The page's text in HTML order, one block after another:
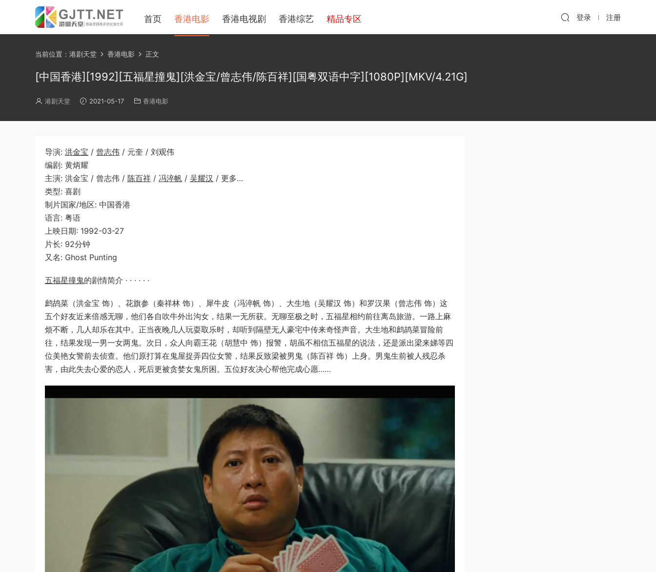
首页 香港电影 香港电视剧 香港综艺 精品专区 登录 注册
当前位置： 港剧天堂 香港电影 正文
[中国香港][1992][五福星撞鬼][洪金宝/曾志伟/陈百祥][国粤双语中字][1080P][MKV/4.21G]
港剧天堂 2021-05-17 香港电影
导演: 洪金宝 / 曾志伟 / 元奎 / 刘观伟
编剧: 黄炳耀
主演: 洪金宝 / 曾志伟 / 陈百祥 / 冯淬帆 / 吴耀汉 / 更多…
类型: 喜剧
制片国家/地区: 中国香港
语言: 粤语
上映日期: 1992-03-27
片长: 92分钟
又名: Ghost Punting
五福星撞鬼的剧情简介 · · · · · ·
鹧鸪菜（洪金宝 饰）、花旗参（秦祥林 饰）、犀牛皮（冯淬帆 饰）、大生地（吴耀汉 饰）和罗汉果（曾志伟 饰）这
五个好友近来倍感无聊，他们各自吹牛外出沟女，结果一无所获。无聊至极之时，五福星相约前往离岛旅游。一路上麻
烦不断，几人却乐在其中。正当夜晚几人玩耍取乐时，却听到隔壁无人豪宅中传来奇怪声音。大生地和鹧鸪菜冒险前
往，结果发现一男一女两鬼。次日，众人向霸王花（胡慧中 饰）报警，胡虽不相信五福星的说法，还是派出梁来娣等四
位美艳女警前去侦查。他们原打算在鬼屋捉弄四位女警，结果反致梁被男鬼（陈百祥 饰）上身。男鬼生前被人残忍杀
害，由此失去心爱的恋人，死后更被贪婪女鬼所困。五位好友决心帮他完成心愿……